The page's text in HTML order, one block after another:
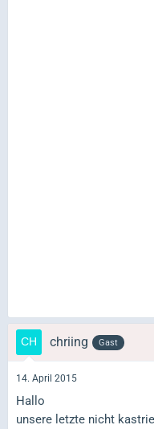
chriing Gast
14. April 2015
Hallo
unsere letzte nicht